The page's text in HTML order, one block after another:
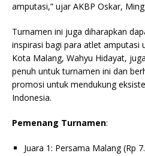
amputasi,” ujar AKBP Oskar,
Turnamen ini juga diharapkan
inspirasi bagi para atlet amputasi
Kota Malang, Wahyu Hidayat,
penuh untuk turnamen ini dan
promosi untuk mendukung
Indonesia.
Pemenang Turnamen:
Juara 1: Persama Malang (Rp